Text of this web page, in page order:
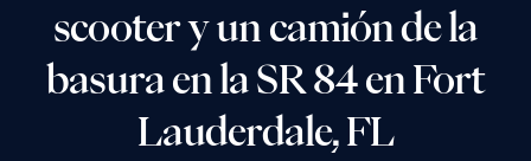
scooter y un camión de la
basura en la SR 84 en Fort
Lauderdale, FL